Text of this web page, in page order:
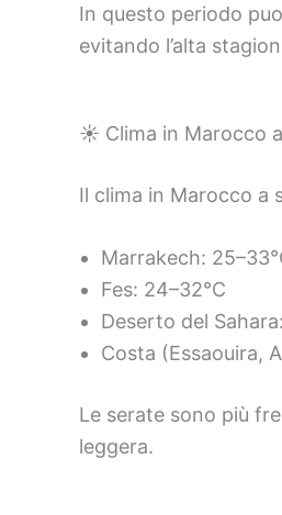
In questo periodo
evitando l’alta
☀️ Clima in Marocco
Il clima in Marocco a
Marrakech:
Fes: 24–32°C
Deserto del
Costa (Essaouira,
Le serate sono più
leggera.